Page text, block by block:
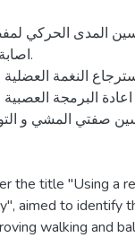
the title "Using a
aimed to identify
walking and